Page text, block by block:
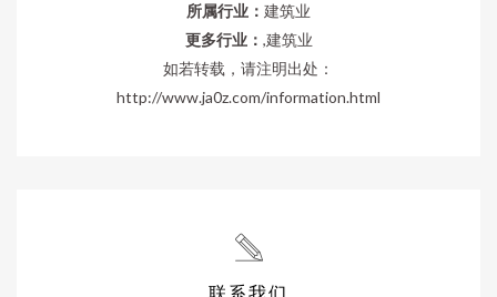
所属行业： 建筑业
更多行业： ,建筑业
如若转载，请注明出处：
http://www.ja0z.com/information.html
联系我们